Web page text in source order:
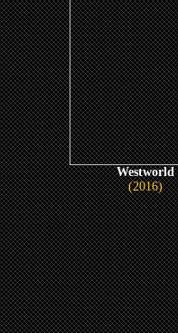
Westworld
(2016)